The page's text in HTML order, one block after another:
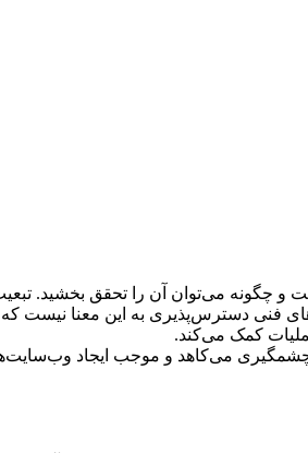
فنی دسترس‌پذیری به این معنا نیست
کمک می‌کند.
چشمگیری می‌کاهد و موجب ایجاد